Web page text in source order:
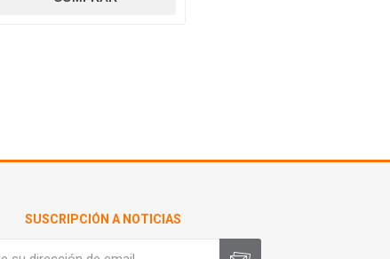
SUSCRIPCIÓN A NOTICIAS